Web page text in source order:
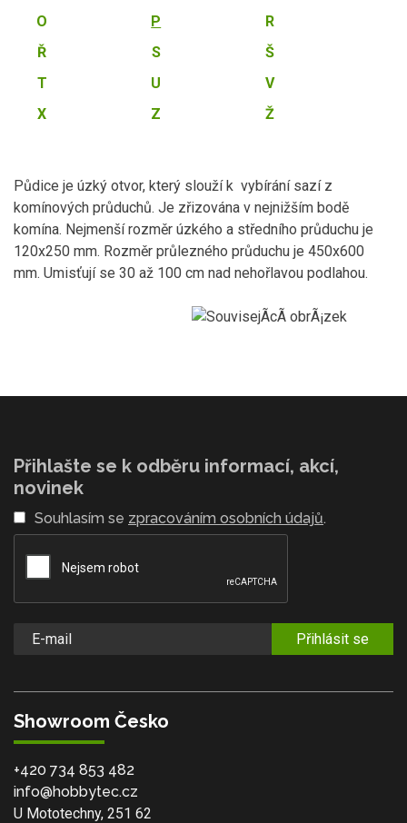
O
P
R
Ř
S
Š
T
U
V
X
Z Ž
Půdice je úzký otvor, který slouží k vybírání sazí z
komínových průduchů. Je zřizována v nejnižším bodě
komína. Nejmenší rozměr úzkého a středního průduchu je
120x250 mm. Rozměr průlezného průduchu je 450x600
mm. Umisťují se 30 až 100 cm nad nehořlavou podlahou.
Přihlašte se k odběru informací, akcí,
novinek
Souhlasím se zpracováním osobních údajů.
Přihlásit se
Showroom Česko
+420 734 853 482
info@hobbytec.cz
U Mototechny, 251 62